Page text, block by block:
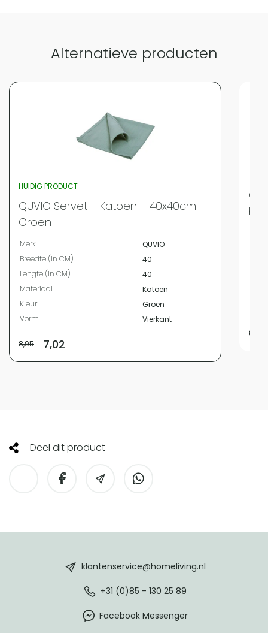
Alternatieve producten
HUIDIG PRODUCT
QUVIO Servet – Katoen – 40x40cm –
Groen
Merk
QUVIO
Breedte (in CM)
40
Lengte (in CM)
40
Materiaal
Katoen
Kleur
Groen
Vorm
Vierkant
8,95 7,02
8,95
Deel dit product
klantenservice@homeliving.nl
+31 (0)85 - 130 25 89
Facebook Messenger